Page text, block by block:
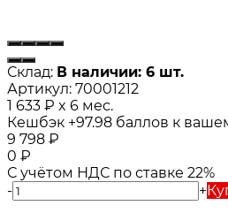
Склад: В наличии: 6 шт.
Артикул: 70001212
1 633 ₽ x 6 мес.
Кешбэк +97.98 баллов к
9 798 ₽
0 ₽
С учётом НДС по ставке 22%
-
+